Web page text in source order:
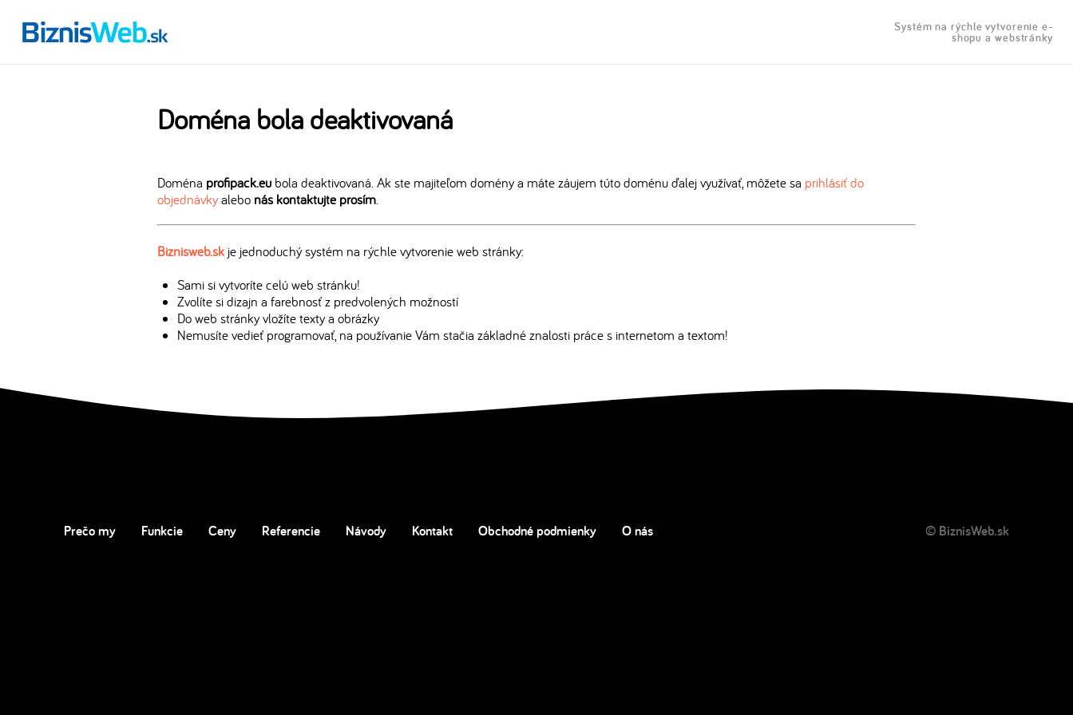
Systém na rýchle vytvorenie e-
shopu a webstránky
Doména bola deaktivovaná
Doména profipack.eu bola deaktivovaná. Ak ste majiteľom domény a máte záujem túto doménu ďalej využívať, môžete sa prihlásiť do
objednávkyalebo nás kontaktujte prosím
Biznisweb.sk je jednoduchý systém na rýchle vytvorenie web stránky:
Sami si vytvoríte celú web stránku!
Zvolíte si dizajn a farebnosť z predvolených možností
Do web stránky vložíte texty a obrázky
Nemusíte vedieť programovať, na používanie Vám stačia základné znalosti práce s internetom a textom!
Prečo my Funkcie Ceny Referencie Návody Kontakt Obchodné podmienky O nás © BiznisWeb.sk